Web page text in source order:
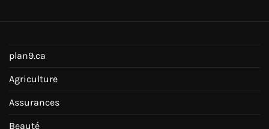
plan9.ca
Agriculture
Assurances
Beauté